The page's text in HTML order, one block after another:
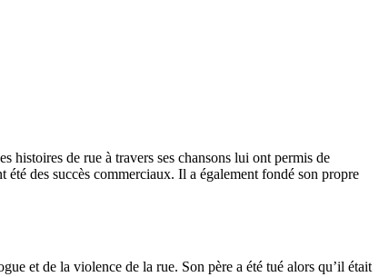
histoires de rue à travers ses chansons lui ont permis de
des succès commerciaux. Il a également fondé son propre
et de la violence de la rue. Son père a été tué alors qu’il était